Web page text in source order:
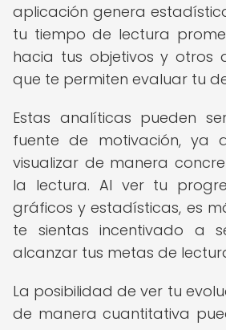
aplicación genera
tu tiempo de lectura
hacia tus objetivos y otros
que te permiten evaluar tu
Estas analíticas pueden
fuente de motivación, ya
visualizar de manera
la lectura. Al ver tu
gráficos y estadísticas, es
te sientas incentivado a
alcanzar tus metas de
La posibilidad de ver tu
de manera cuantitativa